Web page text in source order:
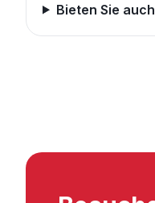
Bieten Sie